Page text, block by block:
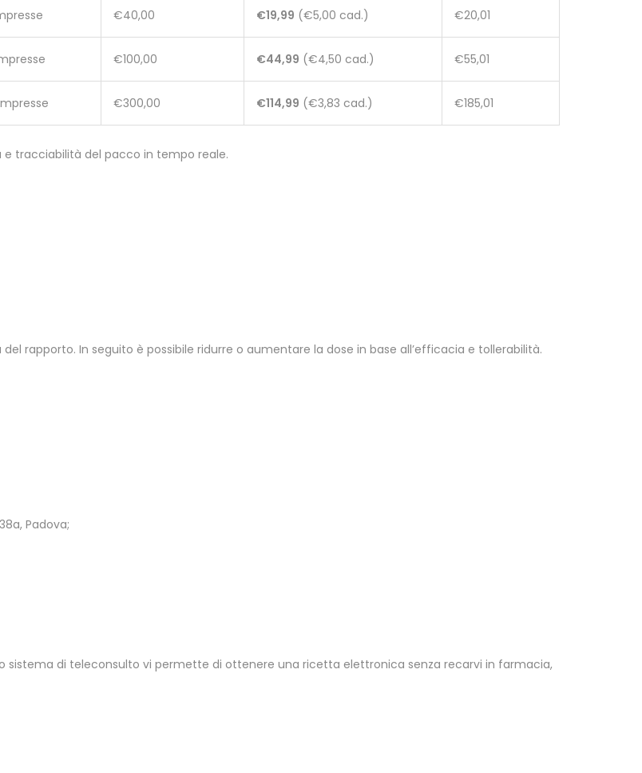
€40,00 €19,99 (€5,00 cad.) €20,01
€100,00 €44,99 (€4,50 cad.) €55,01
€300,00 €114,99 (€3,83 cad.) €185,01
tracciabilità del pacco in tempo reale.
rapporto. In seguito è possibile ridurre o aumentare la dose in base all’efficacia e tollerabilità.
Padova;
sistema di teleconsulto vi permette di ottenere una ricetta elettronica senza recarvi in farmacia,